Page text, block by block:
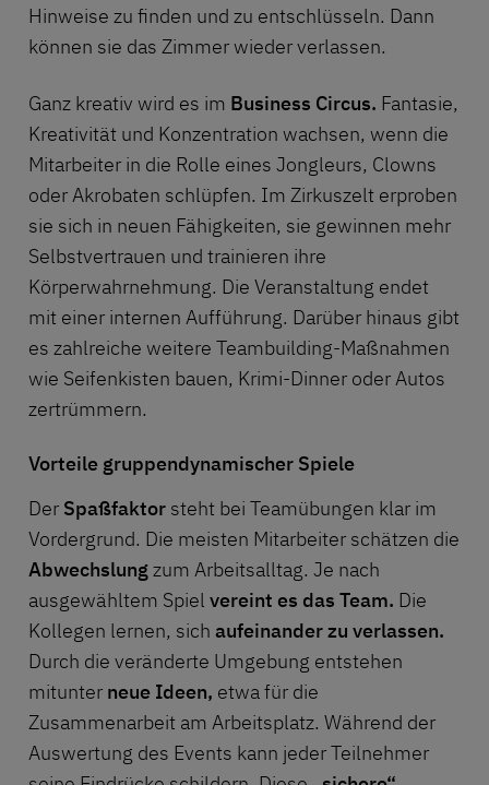
Hinweise zu finden und zu entschlüsseln. Dann
können sie das Zimmer wieder verlassen.
Ganz kreativ wird es im Business Circus. Fantasie,
Kreativität und Konzentration wachsen, wenn die
Mitarbeiter in die Rolle eines Jongleurs, Clowns
oder Akrobaten schlüpfen. Im Zirkuszelt erproben
sie sich in neuen Fähigkeiten, sie gewinnen mehr
Selbstvertrauen und trainieren ihre
Körperwahrnehmung. Die Veranstaltung endet
mit einer internen Aufführung. Darüber hinaus gibt
es zahlreiche weitere Teambuilding-Maßnahmen
wie Seifenkisten bauen, Krimi-Dinner oderAutos
zertrümmern.
Vorteile gruppendynamischer Spiele
Der Spaßfaktor steht bei Teamübungen klar im
Vordergrund. Die meisten Mitarbeiter schätzen die
Abwechslungzum Arbeitsalltag. Je nach
ausgewähltem Spiel vereint es das Team. Die
Kollegen lernen, sich aufeinander zu verlassen.
Durch die veränderte Umgebung entstehen
mitunter neue Ideen, etwa für die
Zusammenarbeit am Arbeitsplatz. Während der
Auswertung des Events kann jeder Teilnehmer